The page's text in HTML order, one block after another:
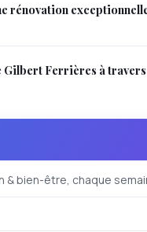
rénovation
Gilbert Ferrières à
& bien-être, chaque